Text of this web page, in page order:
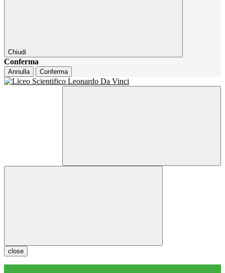
Chiudi
Conferma
Annulla Conferma
close